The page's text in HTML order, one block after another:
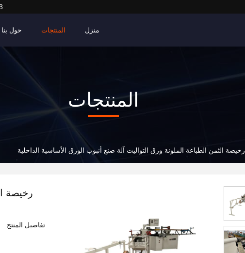
منزل المنتجات حول بنا
المنتجات
رخيصة الثمن الطباعة الملونة ورق التواليت آلة صنع أنبوب الورق الأساسية الداخلية
رخيصة
تفاصيل المنتج